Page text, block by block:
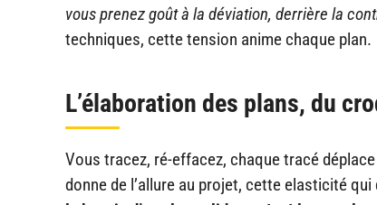
vous prenez goût à la déviation, derrière la
techniques, cette tension anime chaque plan.
L’élaboration des plans, du
Vous tracez, ré-effacez, chaque tracé
donne de l’allure au projet, cette elasticité